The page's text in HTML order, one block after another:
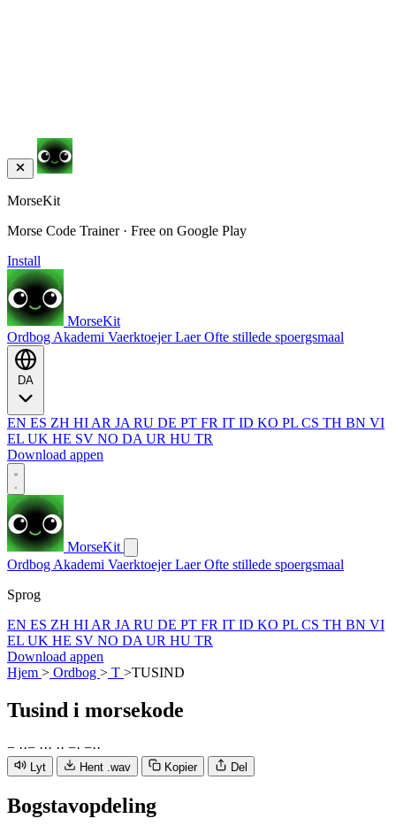
MorseKit
Morse Code Trainer · Free on Google Play
Install
MorseKit
Ordbog Akademi VaerktoejerLaerOfte stillede spoergsmaal
EN ES ZH HI AR JA RU DE PT FR IT ID KO PL CS TH BN VI
EL UK HE SV NO DA UR HU TR
Download appen
MorseKit
Ordbog Akademi VaerktoejerLaerOfte stillede spoergsmaal
Sprog
EN ES ZH HI AR JA RU DE PT FR IT ID KO PL CS TH BN VI
EL UK HE SV NO DA UR HU TR
Download appen
Hjem > Ordbog > T >TUSIND
Tusind i morsekode
− ··− ··· ·· −· −··
Lyt Hent .wav Kopier Del
Bogstavopdeling